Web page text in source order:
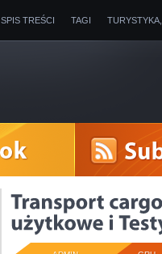
SPIS TREŚCI TAGI